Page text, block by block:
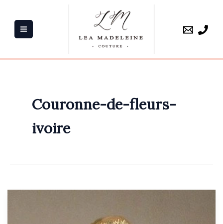
contenu
Couronne-de-fleurs-
ivoire